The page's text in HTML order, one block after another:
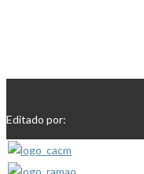
Editado por: